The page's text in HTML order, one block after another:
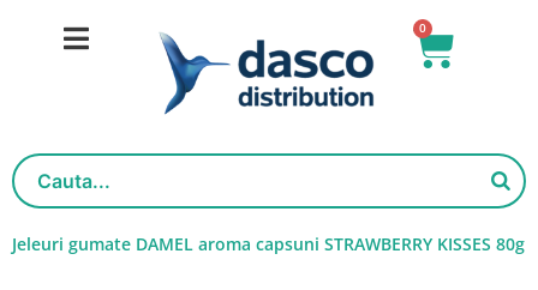
0
Cart
Jeleuri gumate DAMEL aroma capsuni STRAWBERRY KISSES 80g